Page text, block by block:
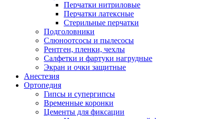
Перчатки нитриловые
Перчатки латексные
Стерильные перчатки
Подголовники
Слюноотсосы и пылесосы
Рентген, пленки, чехлы
Салфетки и фартуки нагрудные
Экран и очки защитные
Анестезия
Ортопедия
Гипсы и супергипсы
Временные коронки
Цементы для фиксации